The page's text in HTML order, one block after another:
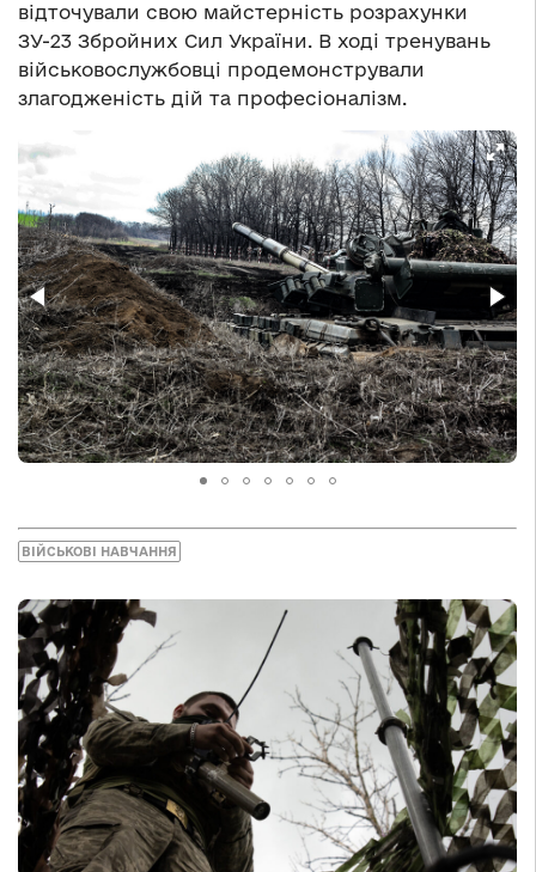
відточували свою майстерність розрахунки
ЗУ-23 Збройних Сил України. В ході тренувань
військовослужбовці продемонстрували
злагодженість дій та професіоналізм.
ВІЙСЬКОВІ НАВЧАННЯ